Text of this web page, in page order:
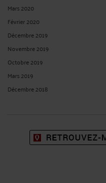
Mars 2020
Février 2020
Décembre 2019
Novembre 2019
Octobre 2019
Mars 2019
Décembre 2018